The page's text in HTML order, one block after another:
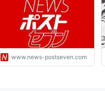
www.news-postseven.com